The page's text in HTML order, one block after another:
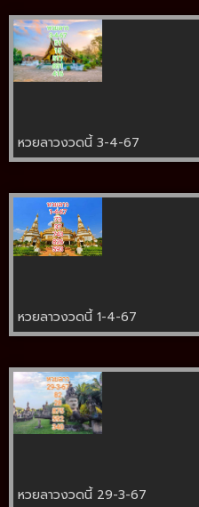
หวยลาวงวดนี้ 3-4-67
หวยลาวงวดนี้ 1-4-67
หวยลาวงวดนี้ 29-3-67